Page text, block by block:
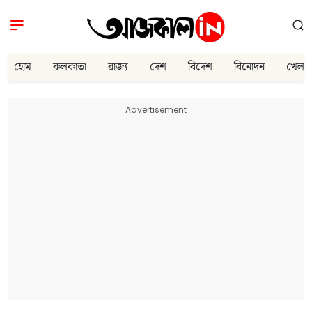
হোম কলকাতা রাজ্য দেশ বিদেশ বিনোদন খেলা
Advertisement